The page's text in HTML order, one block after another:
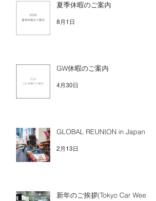
夏季休暇のご案内
8月1日
GW休暇のご案内
4月30日
GLOBAL REUNION in Japan
2月13日
新年のご挨拶(Tokyo Car Week